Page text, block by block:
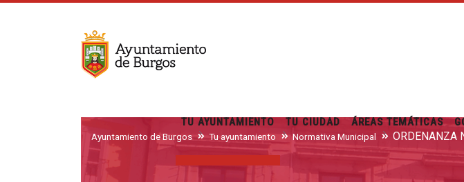
TU AYUNTAMIENTO TU CIUDAD ÁREAS TEMÁTICAS
Ayuntamiento de Burgos Tu ayuntamiento Normativa Municipal